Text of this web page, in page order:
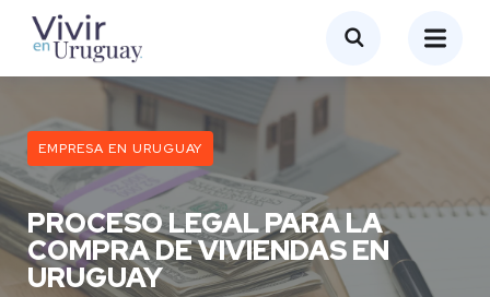
EMPRESA EN URUGUAY
PROCESO LEGAL PARA LA
COMPRA DE VIVIENDAS EN
URUGUAY